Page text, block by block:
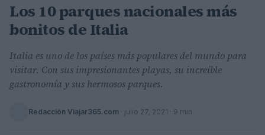
Los 10 parques nacionales más
bonitos de Italia
Italia es uno de los países más populares del mundo para
visitar. Con sus impresionantes playas, su increíble
gastronomía y sus hermosos parques.
Redacción Viajar365.com · julio 27, 2021 · 9 min